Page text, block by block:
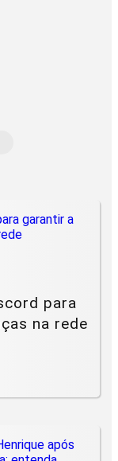
para
na rede